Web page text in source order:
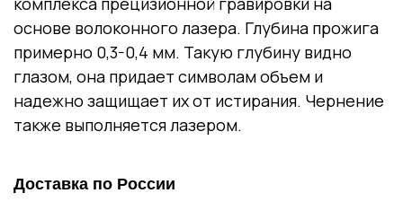
основе волоконного лазера. Глубина прожига
примерно 0,3-0,4 мм. Такую глубину видно
глазом, она придает символам объем и
надежно защищает их от истирания. Чернение
также выполняется лазером.
Доставка по России